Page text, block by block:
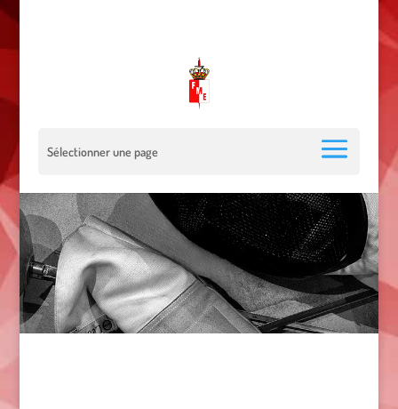
Sélectionner une page